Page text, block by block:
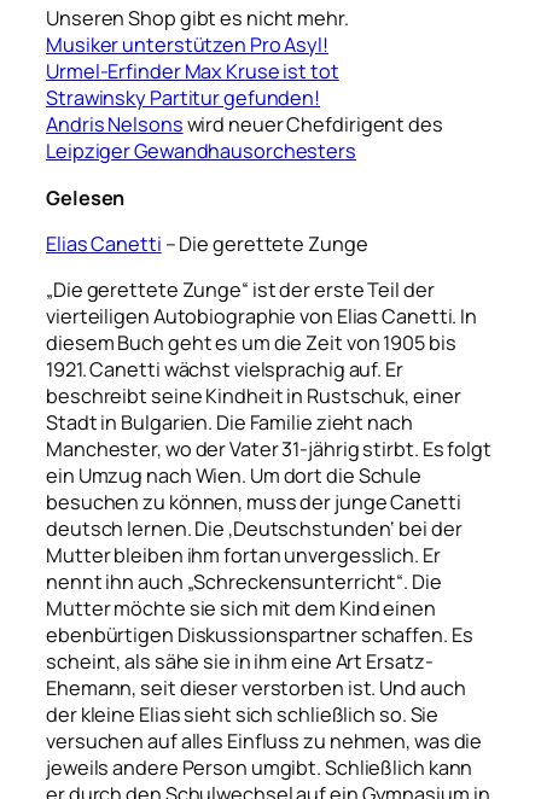
Unseren Shop gibt es nicht mehr.
Musiker unterstützen Pro Asyl!
Urmel-Erfinder Max Kruse ist tot
Strawinsky Partitur gefunden!
Andris Nelsonswird neuer Chefdirigent des
Leipziger Gewandhausorchesters
Gelesen
Elias Canetti – Die gerettete Zunge
„Die gerettete Zunge“ ist der erste Teil der
vierteiligen Autobiographie von Elias Canetti. In
diesem Buch geht es um die Zeit von 1905 bis
1921. Canetti wächst vielsprachig auf. Er
beschreibt seine Kindheit in Rustschuk, einer
Stadt in Bulgarien. Die Familie zieht nach
Manchester, wo der Vater 31-jährig stirbt. Es folgt
ein Umzug nach Wien. Um dort die Schule
besuchen zu können, muss der junge Canetti
deutsch lernen. Die ‚Deutschstunden‘ bei der
Mutter bleiben ihm fortan unvergesslich. Er
nennt ihn auch „Schreckensunterricht“. Die
Mutter möchte sie sich mit dem Kind einen
ebenbürtigen Diskussionspartner schaffen. Es
scheint, als sähe sie in ihm eine Art Ersatz-
Ehemann, seit dieser verstorben ist. Und auch
der kleine Elias sieht sich schließlich so. Sie
versuchen auf alles Einfluss zu nehmen, was die
jeweils andere Person umgibt. Schließlich kann